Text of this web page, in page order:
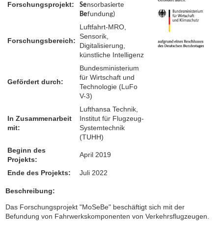
Forschungsprojekt:
Sensorbasierte
Befundung)
Forschungsbereich:
Luftfahrt-MRO,
Sensorik,
Digitalisierung,
künstliche Intelligenz
Gefördert durch:
Bundesministerium
für Wirtschaft und
Technologie (LuFo
V-3)
In Zusammenarbeit
mit:
Lufthansa Technik,
Institut für Flugzeug-
Systemtechnik
(TUHH)
Beginn des
Projekts:
April 2019
Ende des Projekts: Juli 2022
Beschreibung:
Das Forschungsprojekt "MoSeBe" beschäftigt sich mit der
Befundung von Fahrwerkskomponenten von Verkehrsflugzeugen.